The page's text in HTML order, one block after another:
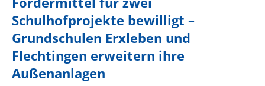
Schulhofprojekte bewilligt –
Grundschulen Erxleben und
Flechtingen erweitern ihre
Außenanlagen